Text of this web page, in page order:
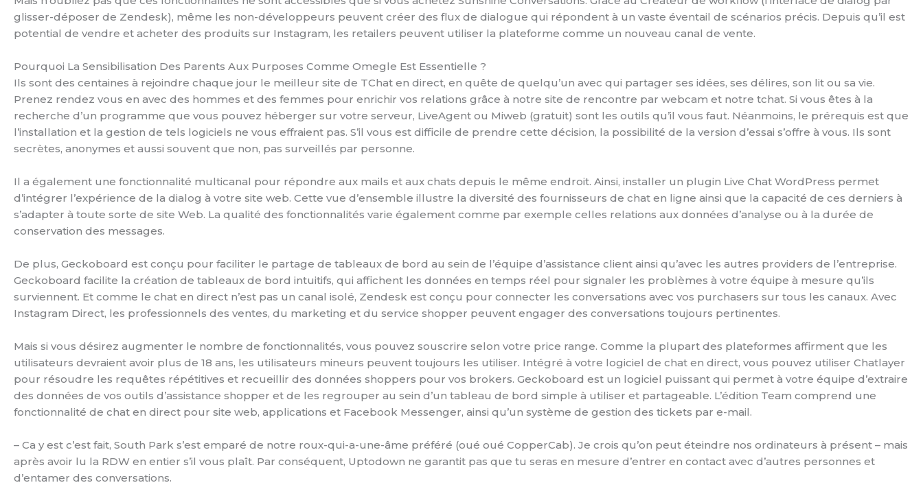
glisser-déposer de Zendesk), même les non-développeurs peuvent créer des flux de dialogue qui répondent à un vaste éventail de scénarios précis. Depuis qu’il est
potential de vendre et acheter des produits sur Instagram, les retailers peuvent utiliser la plateforme comme un nouveau canal de vente.
Pourquoi La Sensibilisation Des Parents Aux Purposes Comme Omegle Est Essentielle ?
Ils sont des centaines à rejoindre chaque jour le meilleur site de TChat en direct, en quête de quelqu’un avec qui partager ses idées, ses délires, son lit ou sa vie.
Prenez rendez vous en avec des hommes et des femmes pour enrichir vos relations grâce à notre site de rencontre par webcam et notre tchat. Si vous êtes à la
recherche d’un programme que vous pouvez héberger sur votre serveur, LiveAgent ou Miweb (gratuit) sont les outils qu’il vous faut. Néanmoins, le prérequis est que
l’installation et la gestion de tels logiciels ne vous effraient pas. S’il vous est difficile de prendre cette décision, la possibilité de la version d’essai s’offre à vous. Ils sont
secrètes, anonymes et aussi souvent que non, pas surveillés par personne.
Il a également une fonctionnalité multicanal pour répondre aux mails et aux chats depuis le même endroit. Ainsi, installer un plugin Live Chat WordPress permet
d’intégrer l’expérience de la dialog à votre site web. Cette vue d’ensemble illustre la diversité des fournisseurs de chat en ligne ainsi que la capacité de ces derniers à
s’adapter à toute sorte de site Web. La qualité des fonctionnalités varie également comme par exemple celles relations aux données d’analyse ou à la durée de
conservation des messages.
De plus, Geckoboard est conçu pour faciliter le partage de tableaux de bord au sein de l’équipe d’assistance client ainsi qu’avec les autres providers de l’entreprise.
Geckoboard facilite la création de tableaux de bord intuitifs, qui affichent les données en temps réel pour signaler les problèmes à votre équipe à mesure qu’ils
surviennent. Et comme le chat en direct n’est pas un canal isolé, Zendesk est conçu pour connecter les conversations avec vos purchasers sur tous les canaux. Avec
Instagram Direct, les professionnels des ventes, du marketing et du service shopper peuvent engager des conversations toujours pertinentes.
Mais si vous désirez augmenter le nombre de fonctionnalités, vous pouvez souscrire selon votre price range. Comme la plupart des plateformes affirment que les
utilisateurs devraient avoir plus de 18 ans, les utilisateurs mineurs peuvent toujours les utiliser. Intégré à votre logiciel de chat en direct, vous pouvez utiliser Chatlayer
pour résoudre les requêtes répétitives et recueillir des données shoppers pour vos brokers. Geckoboard est un logiciel puissant qui permet à votre équipe d’extraire
des données de vos outils d’assistance shopper et de les regrouper au sein d’un tableau de bord simple à utiliser et partageable. L’édition Team comprend une
fonctionnalité de chat en direct pour site web, applications et Facebook Messenger, ainsi qu’un système de gestion des tickets par e-mail.
– Ca y est c’est fait, South Park s’est emparé de notre roux-qui-a-une-âme préféré (oué oué CopperCab). Je crois qu’on peut éteindre nos ordinateurs à présent – mais
après avoir lu la RDW en entier s’il vous plaît. Par conséquent, Uptodown ne garantit pas que tu seras en mesure d’entrer en contact avec d’autres personnes et
d’entamer des conversations.